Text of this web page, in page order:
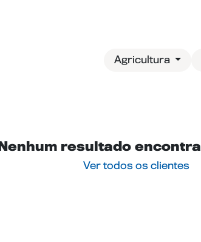
Agricultura
Nenhum resultado
Ver todos os clientes